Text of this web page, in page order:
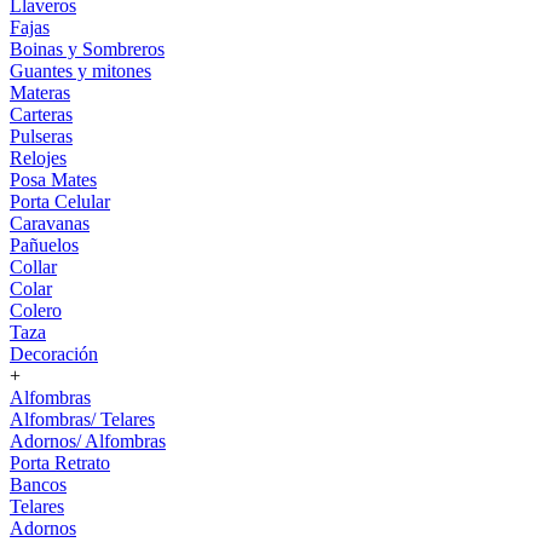
Llaveros
Fajas
Boinas y Sombreros
Guantes y mitones
Materas
Carteras
Pulseras
Relojes
Posa Mates
Porta Celular
Caravanas
Pañuelos
Collar
Colar
Colero
Taza
Decoración
+
Alfombras
Alfombras/ Telares
Adornos/ Alfombras
Porta Retrato
Bancos
Telares
Adornos